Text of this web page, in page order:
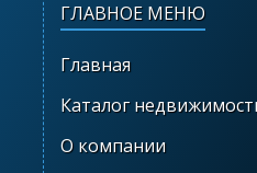
ГЛАВНОЕ МЕНЮ
Главная
Каталог
О компании